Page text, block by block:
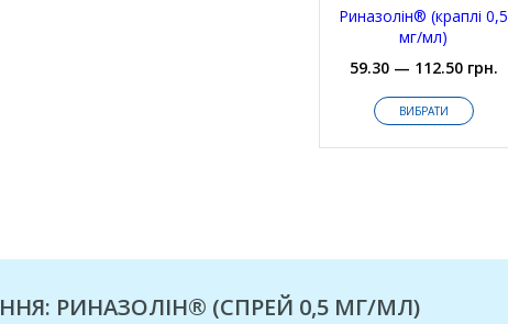
Риназолін® (краплі 0,5
мг/мл)
59.30 — 112.50 грн.
ВИБРАТИ
РИНАЗОЛІН® (СПРЕЙ 0,5 МГ/МЛ)